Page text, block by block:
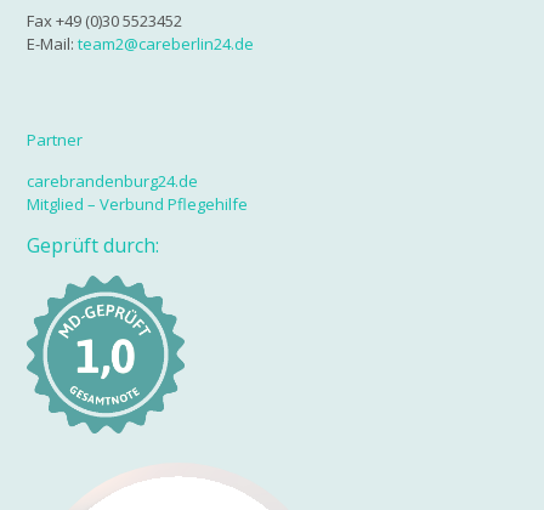
Fax +49 (0)30 5523452
E-Mail: team2@careberlin24.de
Partner
carebrandenburg24.de
Mitglied – Verbund Pflegehilfe
Geprüft durch: